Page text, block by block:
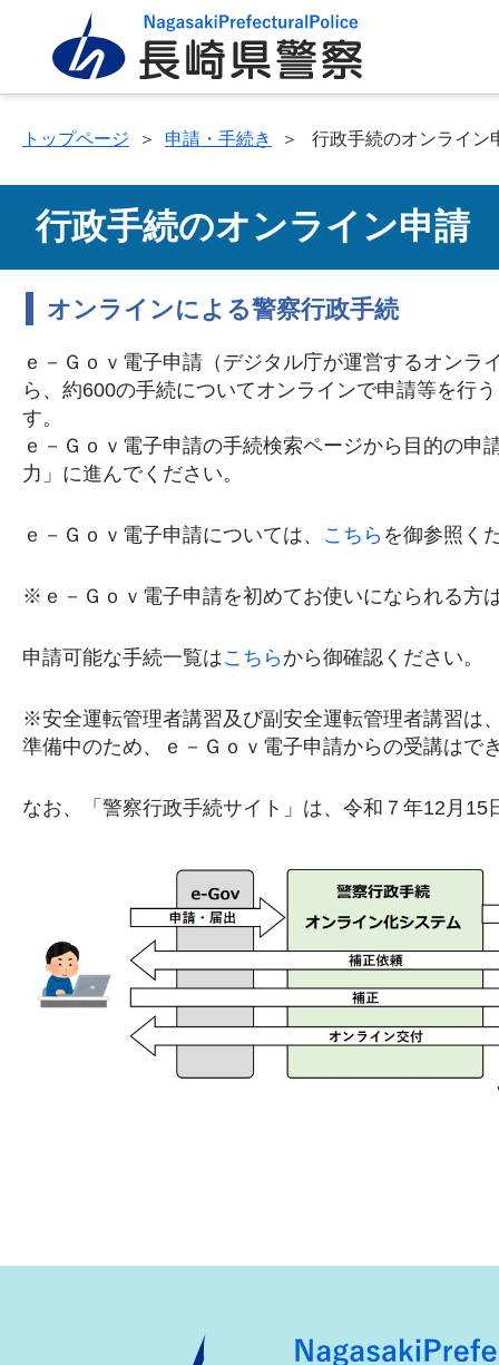
トップページ ＞ 申請・手続き ＞ 行政手続のオンライン
行政手続のオンライン申請
オンラインによる警察行政手続
ｅ－Ｇｏｖ電子申請（デジタル庁が運営するオンラ
ら、約600の手続についてオンラインで申請等を行
す
ｅ－Ｇｏｖ電子申請の手続検索ページから目的の申
力」に進んでください。
ｅ－Ｇｏｖ電子申請については、 こちらを御参照く
※ｅ－Ｇｏｖ電子申請を初めてお使いになられる方
申請可能な手続一覧はこちらから御確認ください。
※安全運転管理者講習及び副安全運転管理者講習は
準備中のため、ｅ－Ｇｏｖ電子申請からの受講はで
なお、「警察行政手続サイト」は、令和７年12月15